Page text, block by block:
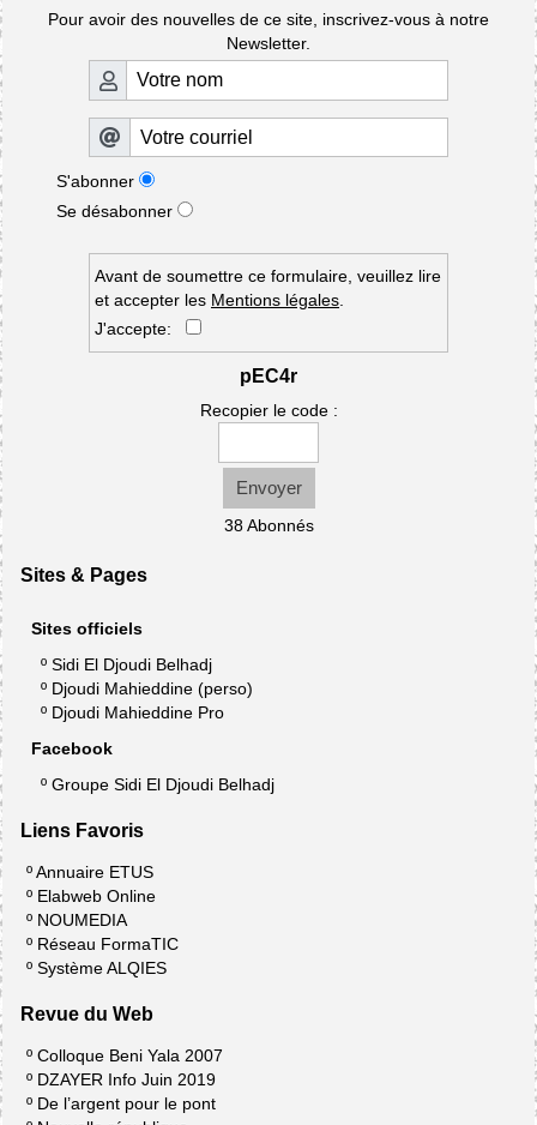
Pour avoir des nouvelles de ce site, inscrivez-vous à notre
Newsletter.
S'abonner
Se désabonner
Avant de soumettre ce formulaire, veuillez lire
et accepter les Mentions légales.
J'accepte:
pEC4r
Recopier le code :
Envoyer
38 Abonnés
Sites & Pages
Sites officiels
º Sidi El Djoudi Belhadj
º Djoudi Mahieddine (perso)
º Djoudi Mahieddine Pro
Facebook
º Groupe Sidi El Djoudi Belhadj
Liens Favoris
ºAnnuaire ETUS
º Elabweb Online
º NOUMEDIA
º Réseau FormaTIC
º Système ALQIES
Revue du Web
º Colloque Beni Yala 2007
º DZAYER Info Juin 2019
º De l’argent pour le pont